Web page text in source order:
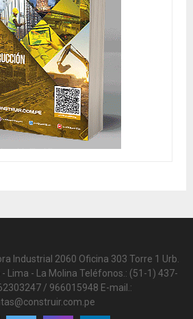
Industrial 2060 Oficina 303 Torre 1 Urb.
Lima - La Molina Teléfonos.: (51-1) 437-
/ 966015948 E-mail.: